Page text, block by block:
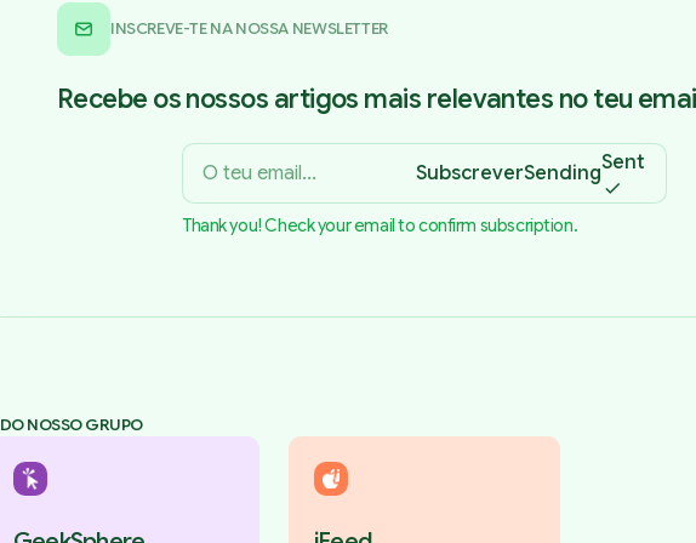
INSCREVE-TE NA NOSSA NEWSLETTER
Recebe os nossos artigos mais relevantes no teu
SubscreverSendingSent
Thank you! Check your email to confirm subscription.
DO NOSSO GRUPO